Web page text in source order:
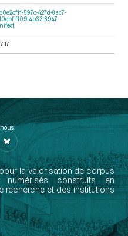
597c-427d-8ac7-
f109-4b33-8947-
la valorisation de corpus
numérisés construits en
recherche et des institutions